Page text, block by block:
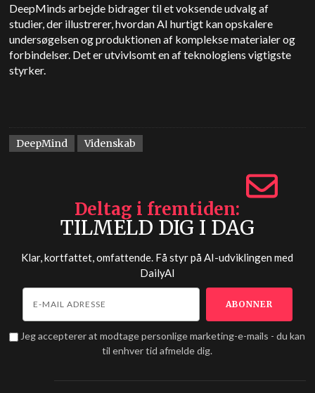
DeepMinds arbejde bidrager til et voksende udvalg af
studier, der illustrerer, hvordan AI hurtigt kan opskalere
undersøgelsen og produktionen af komplekse materialer og
forbindelser. Det er utvivlsomt en af teknologiens vigtigste
styrker.
DeepMind Videnskab
Deltag i fremtiden
TILMELD DIG I DAG
Klar, kortfattet, omfattende. Få styr på AI-udviklingen med
DailyAI
Jeg accepterer at modtage personlige marketing-e-mails - du kan
til enhver tid afmelde dig.